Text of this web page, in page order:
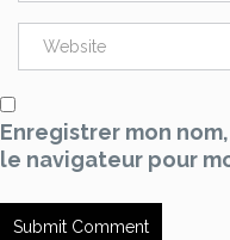
Enregistrer mon
le navigateur pour